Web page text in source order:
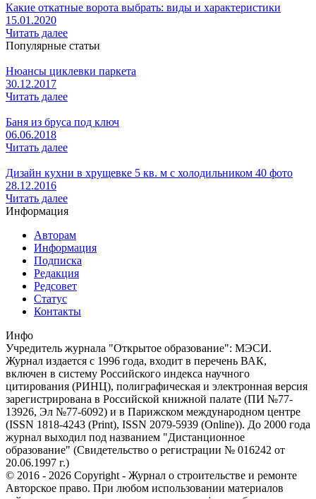
Какие откатные ворота выбрать: виды и характеристики
15.01.2020
Читать далее
Популярные статьи
Нюансы циклевки паркета
30.12.2017
Читать далее
Баня из бруса под ключ
06.06.2018
Читать далее
Дизайн кухни в хрущевке 5 кв. м с холодильником 40 фото
28.12.2016
Читать далее
Информация
Авторам
Информация
Подписка
Редакция
Редсовет
Статус
Контакты
Инфо
Учредитель журнала "Открытое образование": МЭСИ.
Журнал издается с 1996 года, входит в перечень ВАК,
включен в систему Российского индекса научного
цитирования (РИНЦ), полиграфическая и электронная версия
зарегистрирована в Российской книжной палате (ПИ №77-
13926, Эл №77-6092) и в Парижском международном центре
(ISSN 1818-4243 (Print), ISSN 2079-5939 (Online)). До 2000 года
журнал выходил под названием "Дистанционное
образование" (Свидетельство о регистрации № 016242 от
20.06.1997 г.)
© 2016 - 2026 Copyright - Журнал о строительстве и ремонте
Авторское право. При любом использовании материалов